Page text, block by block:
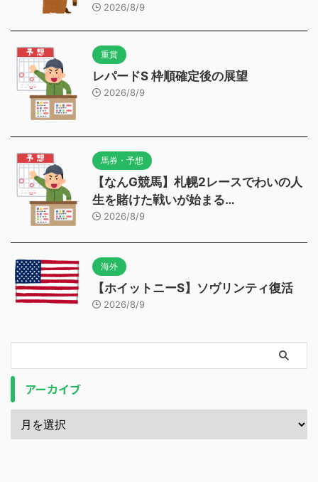
2026/8/9
重賞
レパードS 枠順確定後の展望
2026/8/9
馬券・予想
【なんG競馬】札幌2レースでわいの人
生を賭けた戦いが始まる…
2026/8/9
海外
【ホイットニーS】ソヴリンティ復活
2026/8/9
アーカイブ